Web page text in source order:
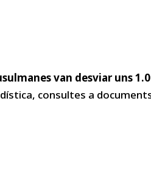
van desviar uns
consultes a